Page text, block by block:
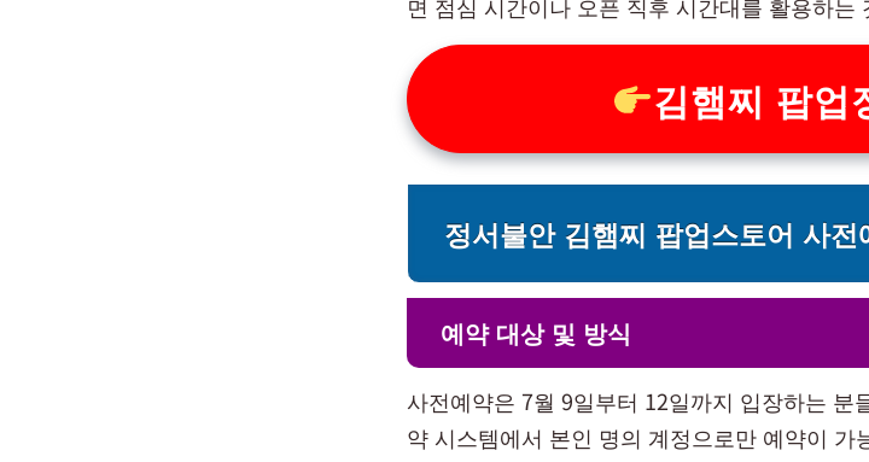
김햄찌 팝업
정서불안 김햄찌 팝업스토어 사전
예약 대상 및 방식
사전예약은 7월 9일부터 12일까지 입장하는 분
약 시스템에서 본인 명의 계정으로만 예약이 가